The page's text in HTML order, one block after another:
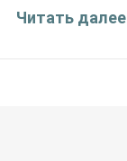
Читать далее